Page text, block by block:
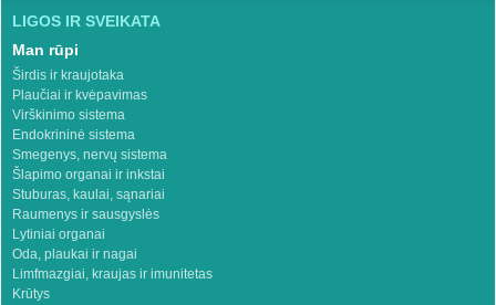
LIGOS IR SVEIKATA
Man rūpi
Širdis ir kraujotaka
Plaučiai ir kvėpavimas
Virškinimo sistema
Endokrininė sistema
Smegenys, nervų sistema
Šlapimo organai ir inkstai
Stuburas, kaulai, sąnariai
Raumenys ir sausgyslės
Lytiniai organai
Oda, plaukai ir nagai
Limfmazgiai, kraujas ir imunitetas
Krūtys